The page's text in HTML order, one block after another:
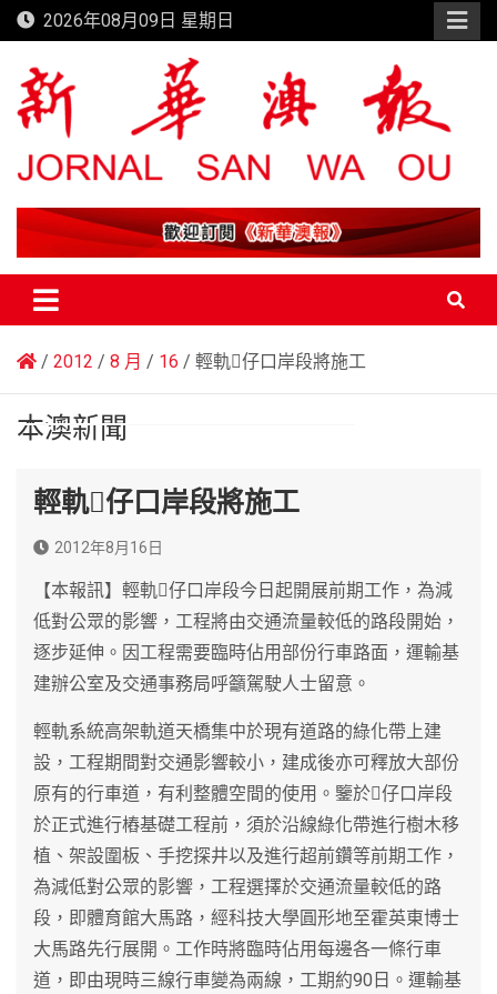
Skip
to
content
2026年08月09日 星期日
新華澳報
2012 8 月 16 輕軌仔口岸段將施工
本澳新聞
輕軌仔口岸段將施工
2012年8月16日
【本報訊】輕軌仔口岸段今日起開展前期工作，為減
低對公眾的影響，工程將由交通流量較低的路段開始，
逐步延伸。因工程需要臨時佔用部份行車路面，運輸基
建辦公室及交通事務局呼籲駕駛人士留意。
輕軌系統高架軌道天橋集中於現有道路的綠化帶上建
設，工程期間對交通影響較小，建成後亦可釋放大部份
原有的行車道，有利整體空間的使用。鑒於仔口岸段
於正式進行樁基礎工程前，須於沿線綠化帶進行樹木移
植、架設圍板、手挖探井以及進行超前鑽等前期工作，
為減低對公眾的影響，工程選擇於交通流量較低的路
段，即體育館大馬路，經科技大學圓形地至霍英東博士
大馬路先行展開。工作時將臨時佔用每邊各一條行車
道，即由現時三線行車變為兩線，工期約90日。運輸基